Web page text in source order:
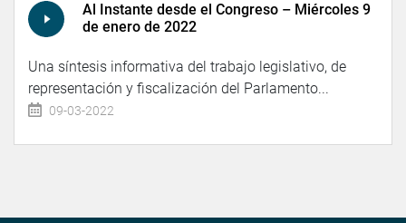
Al Instante desde el Congreso – Miércoles 9
de enero de 2022
Una síntesis informativa del trabajo legislativo, de
representación y fiscalización del Parlamento...
09-03-2022